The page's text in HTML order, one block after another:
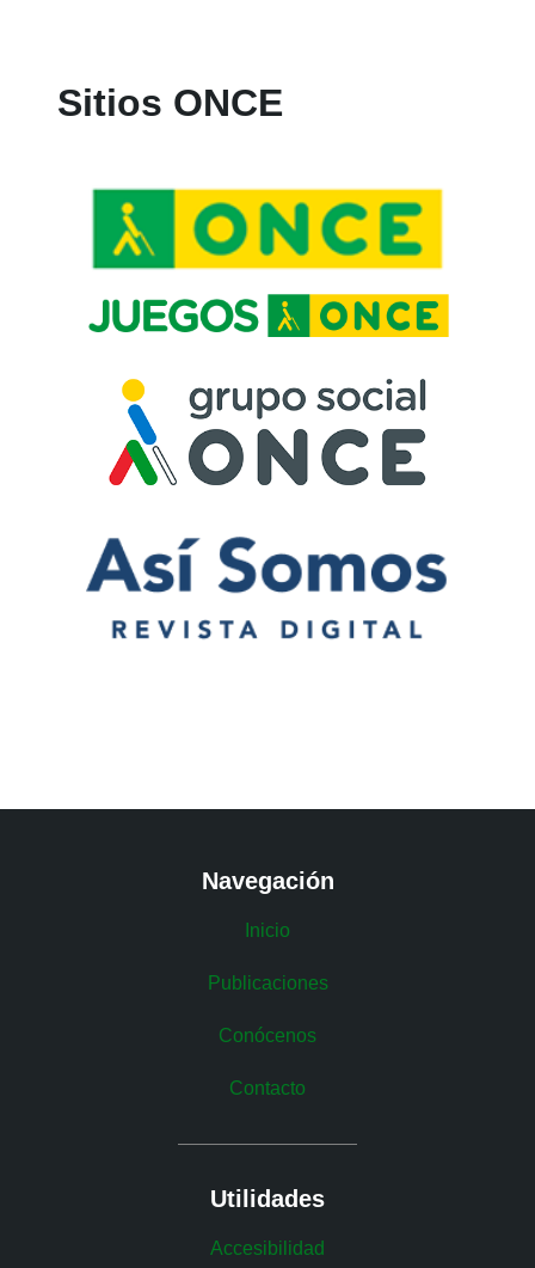
Sitios ONCE
Navegación
Inicio
Publicaciones
Conócenos
Contacto
Utilidades
Accesibilidad